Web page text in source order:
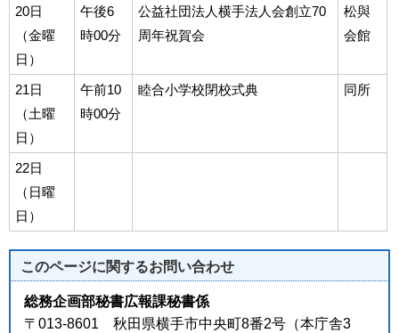
20日
（金曜
日）
午後6
時00分
公益社団法人横手法人会創立70
周年祝賀会
松與
会館
21日
（土曜
日）
午前10
時00分
睦合小学校閉校式典 同所
22日
（日曜
日）
このページに関するお問い合わせ
総務企画部秘書広報課秘書係
〒013-8601 秋田県横手市中央町8番2号（本庁舎3